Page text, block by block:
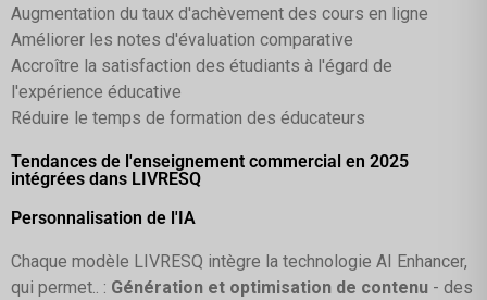
Augmentation du taux d'achèvement des cours en ligne
Améliorer les notes d'évaluation comparative
Accroître la satisfaction des étudiants à l'égard de
l'expérience éducative
Réduire le temps de formation des éducateurs
Tendances de l'enseignement commercial en 2025
intégrées dans LIVRESQ
Personnalisation de l'IA
Chaque modèle LIVRESQ intègre la technologie AI Enhancer,
qui permet.. : Génération et optimisation de contenu - des